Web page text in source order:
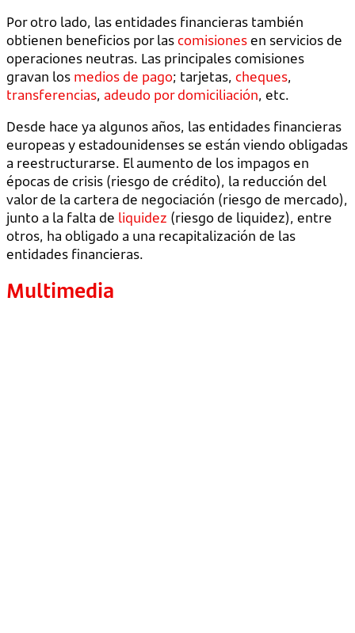
Por otro lado, las entidades financieras también
obtienen beneficios por lascomisionesen servicios de
operaciones neutras. Las principales comisiones
gravan los medios de pago; tarjetas, cheques,
transferencias, adeudo por domiciliación, etc.
Desde hace ya algunos años, las entidades financieras
europeas y estadounidenses se están viendo obligadas
a reestructurarse. El aumento de los impagos en
épocas de crisis (riesgo de crédito), la reducción del
valor de la cartera de negociación (riesgo de mercado),
junto a la falta de liquidez (riesgo de liquidez), entre
otros, ha obligado a una recapitalización de las
entidades financieras.